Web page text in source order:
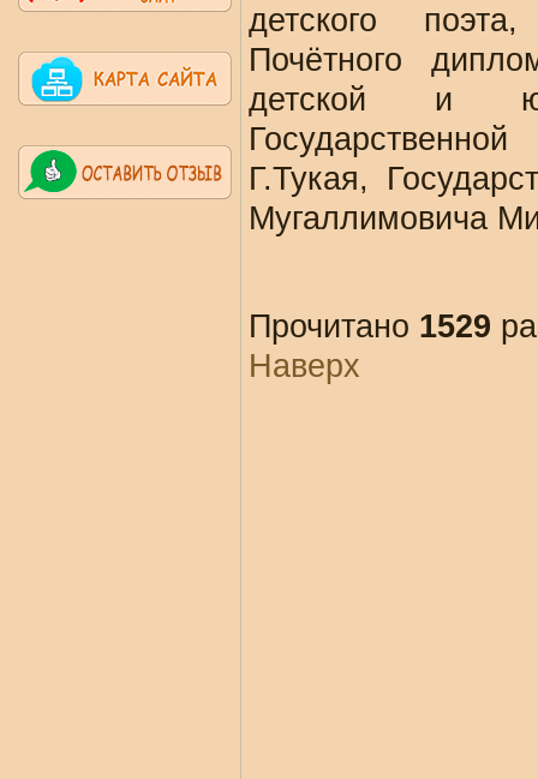
детского
Почётного
детской и
Г.Тукая,
Мугаллимовича
Прочитано 1529
Наверх